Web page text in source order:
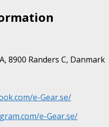
8900 Randers C, Danmark
e-Gear.se/
e-Gear.se/